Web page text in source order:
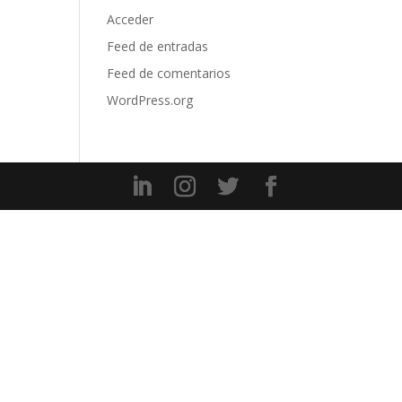
Acceder
Feed de entradas
Feed de comentarios
WordPress.org